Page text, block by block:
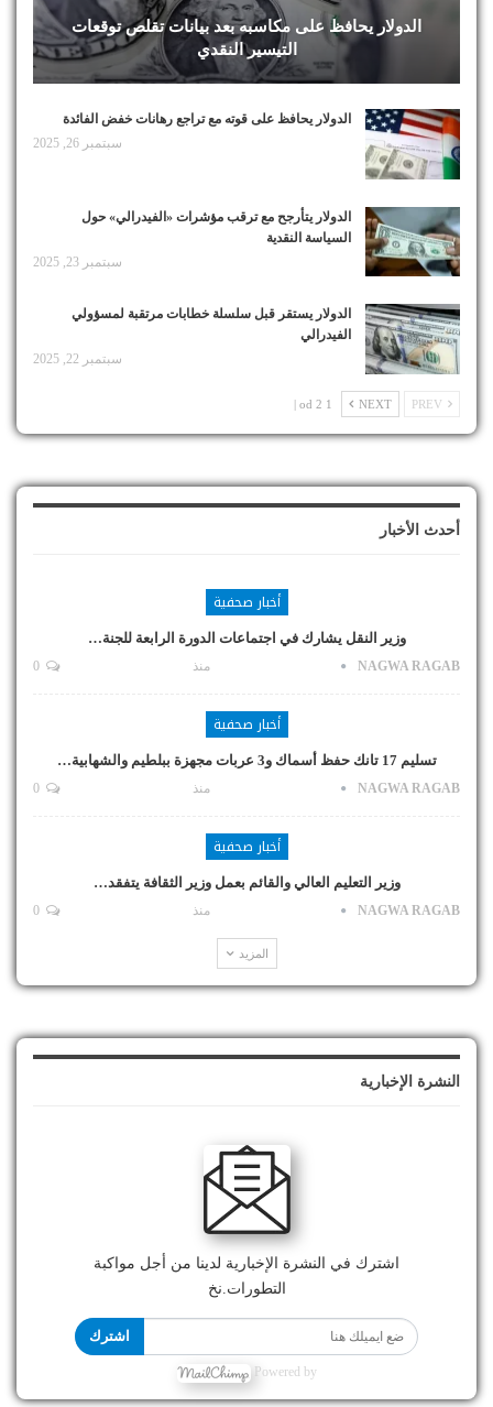
الدولار يحافظ على مكاسبه بعد بيانات تقلص توقعات
التيسير النقدي
الدولار يحافظ على قوته مع تراجع رهانات خفض الفائدة
سبتمبر 26, 2025
الدولار يتأرجح مع ترقب مؤشرات «الفيدرالي» حول
السياسة النقدية
سبتمبر 23, 2025
الدولار يستقر قبل سلسلة خطابات مرتقبة لمسؤولي
الفيدرالي
سبتمبر 22, 2025
NEXT
1 od 2 |
أحدث الأخبار
أخبار صحفية
وزير النقل يشارك في اجتماعات الدورة الرابعة للجنة…
NAGWA RAGAB منذ
أخبار صحفية
تسليم 17 تانك حفظ أسماك و3 عربات مجهزة ببلطيم والشهابية…
NAGWA RAGAB منذ
أخبار صحفية
وزير التعليم العالي والقائم بعمل وزير الثقافة يتفقد…
NAGWA RAGAB منذ
المزيد
النشرة الإخبارية
اشترك في النشرة الإخبارية لدينا من أجل مواكبة
التطورات.نخ
اشترك
Powered by